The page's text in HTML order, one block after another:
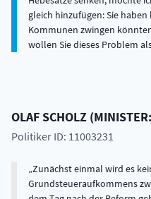
gleich hinzufügen: Sie
Kommunen zwingen
wollen Sie dieses Problem
OLAFSCHOLZ (
Politiker ID: 11003231
Zunächst einmal wird es
Grundsteueraufkommens